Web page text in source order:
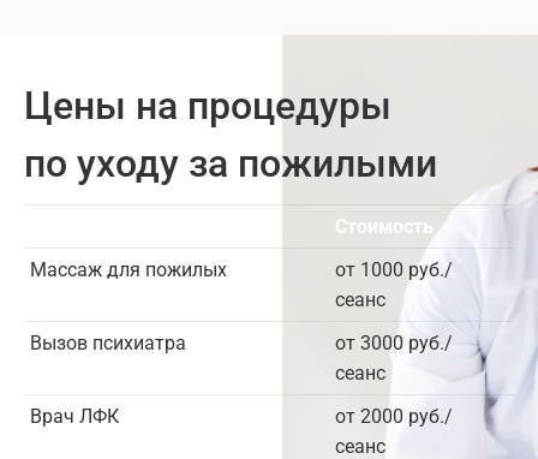
Цены на процедуры
по уходу за пожилыми
Стоимость
Массаж для пожилых
от 1000 руб./
сеанс
Вызов психиатра
от 3000 руб./
сеанс
Врач ЛФК
от 2000 руб./
сеанс